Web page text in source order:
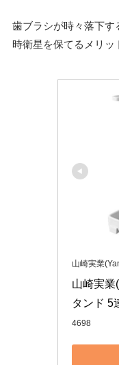
歯ブラシが時々落下す
時衛星を保てるメリッ
山崎実業
山崎実業
タンド 5
4698